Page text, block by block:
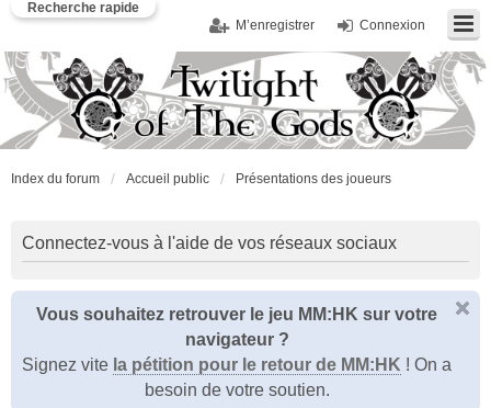
Connexion
M’enregistrer
Recherche rapide
Index du forum Accueil public Présentations des joueurs
Connectez-vous à l'aide de vos réseaux sociaux
Vous souhaitez retrouver le jeu MM:HK sur votre
navigateur ?
Signez vite la pétition pour le retour de MM:HK ! On a
besoin de votre soutien.